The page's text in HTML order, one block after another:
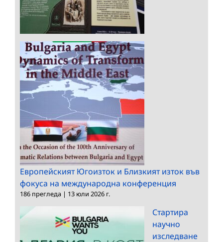
Европейският Югоизток и Близкият изток във
фокуса на международна конференция
186 прегледа | 13 юли 2026 г.
Стартира
научно
изследване